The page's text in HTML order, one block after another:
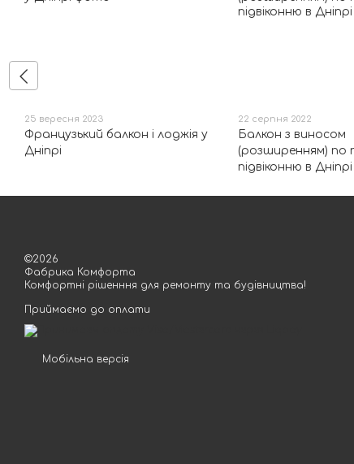
25 вересня 2023
Французький балкон і лоджія у
Дніпрі
22 серпня 2022
Балкон з виносом
(розширенням) по
підвіконню в Дніпрі
©2026
Фабрика Комфорта
Комфортні рішенння для ремонту та будівництва!
Приймаємо до оплати
Мобільна версія